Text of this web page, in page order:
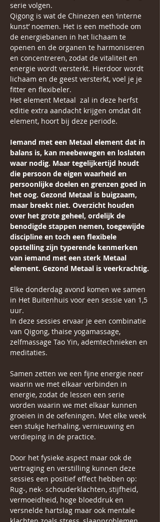
serie volgen.
Qigong is wat de Chinezen een ‘interne
kunst’ noemen. Het is een methode om
de energiebanen in het lichaam te
openen en de organen te harmoniseren
en concentreren, zodat de vitaliteit en
energie wordt versterkt. Hierdoor wordt
lichaam en de geest versterkt, voel je je
fitter en flexibeler.
Het element Metaal  zal in deze herfst
editie extra aandacht krijgen omdat dit
element, hoort bij deze periode.
Iemand met een Metaal element dat in
balans is, kan meebewegen en loslaten
waar nodig. Maar tegelijkertijd houdt
die persoon de eigen waarheid en
persoonlijke doelen en grenzen goed in
het oog. Gezond Metaal is buigzaam,
maar breekt niet. Overzicht houden
over het grote geheel, ordelijk de
benodigde stappen nemen, toegewijde
discipline en toch een flexibele
opstelling zijn typerende kenmerken
van iemand met een sterk Metaal
element. Gezond Metaal is veerkrachtig.
Elke donderdag avond komen we samen
in Het Buitenhuis voor een sessie van 1,5
uur.
In deze sessies ervaar je een combinatie
van Qigong, thaise yogamassage,
zelfmassage Tao Yin, ademtechnieken en
meditaties.
Samen zetten we een fijne energie neer
waarin we met elkaar verbinden in
energie, zodat de lessen een serie
worden waarin we met elkaar kunnen
groeien in de oefeningen. Met elke week
een stukje herhaling, vernieuwing en
verdieping in de practice.
Door het fysieke aspect maar ook de
vertraging en verstilling kunnen deze
sessies een positief effect hebben op:
Rug-, nek- schouderklachten, stijfheid,
vermoeidheid, hoge bloeddruk en
versnelde hartslag maar ook mentale